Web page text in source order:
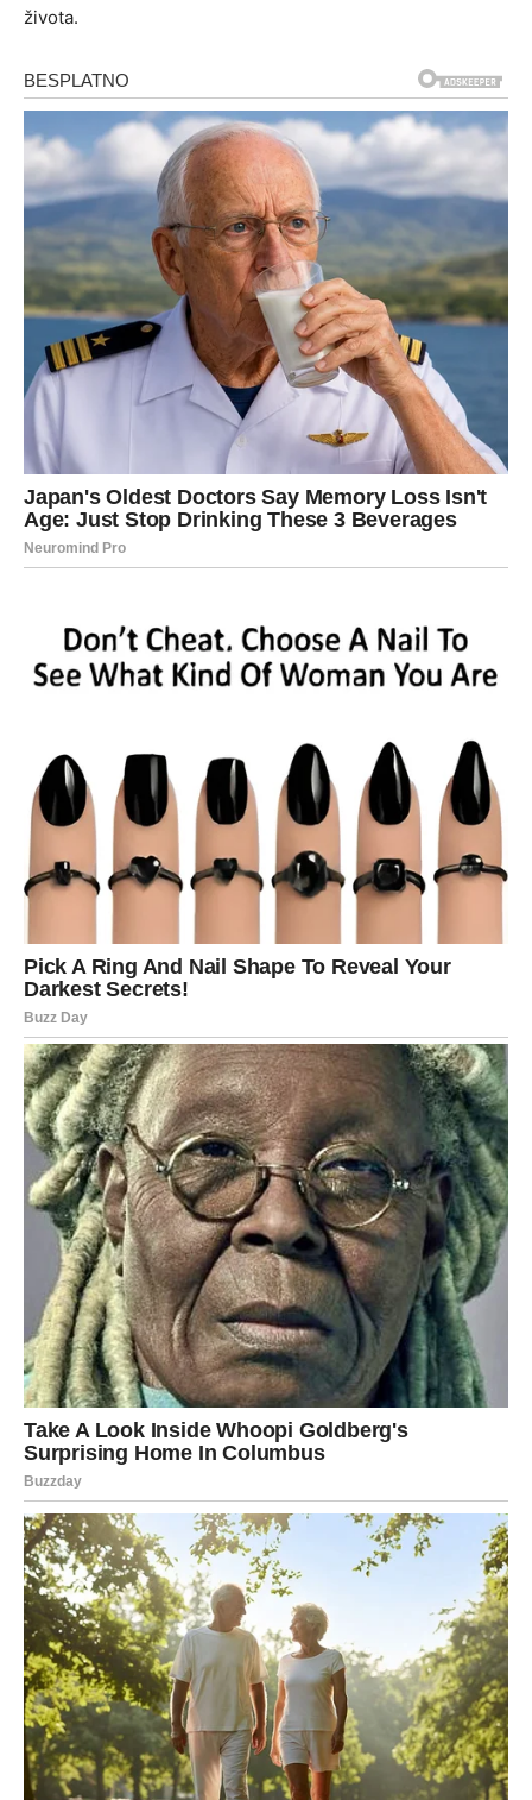
života.